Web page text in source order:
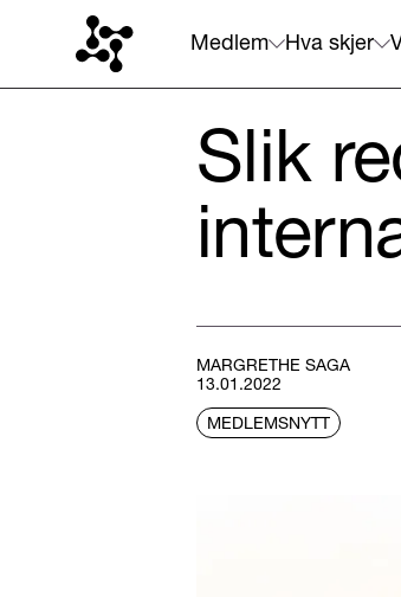
Medlem Hva skjer
Slik
MARGRETHE SAGA
13.01.2022
MEDLEMSNYTT